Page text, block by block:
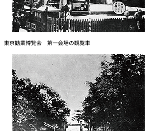
東京勧業博覧会 第一会場の観覧車